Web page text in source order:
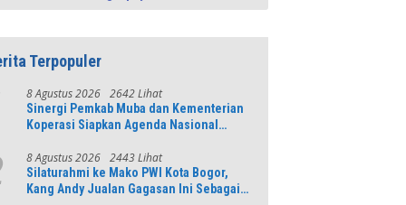
Terpopuler
8 Agustus 2026 2642 Lihat
Sinergi Pemkab Muba dan Kementerian
Koperasi Siapkan Agenda Nasional
8 Agustus 2026 2443 Lihat
Silaturahmi ke Mako PWI Kota Bogor,
Kang Andy Jualan Gagasan Ini Sebagai